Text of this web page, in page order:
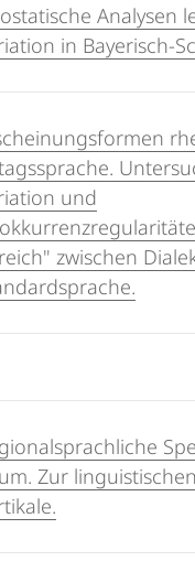
Analysen
in Bayerisch-
und
zwischen
Zur